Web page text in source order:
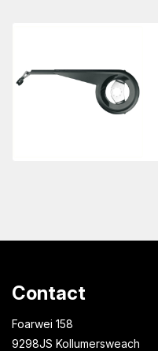
Contact
Foarwei 158
9298JS Kollumersweach